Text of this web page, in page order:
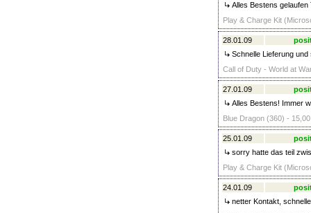
Alles Bestens gelaufen
Play & Charge Kit
28.01.09
Schnelle Lieferung
Call of Duty - World at
27.01.09
Alles Bestens! Immer
Blue Dragon (360) -
25.01.09
sorry hatte das teil
Play & Charge Kit
24.01.09
netter Kontakt,